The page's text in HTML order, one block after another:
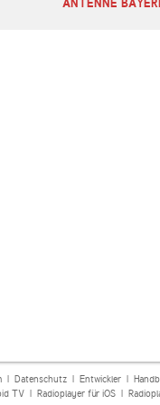
ANTENNE
| Datenschutz| Entwickler|
TV| Radioplayer für iOS|